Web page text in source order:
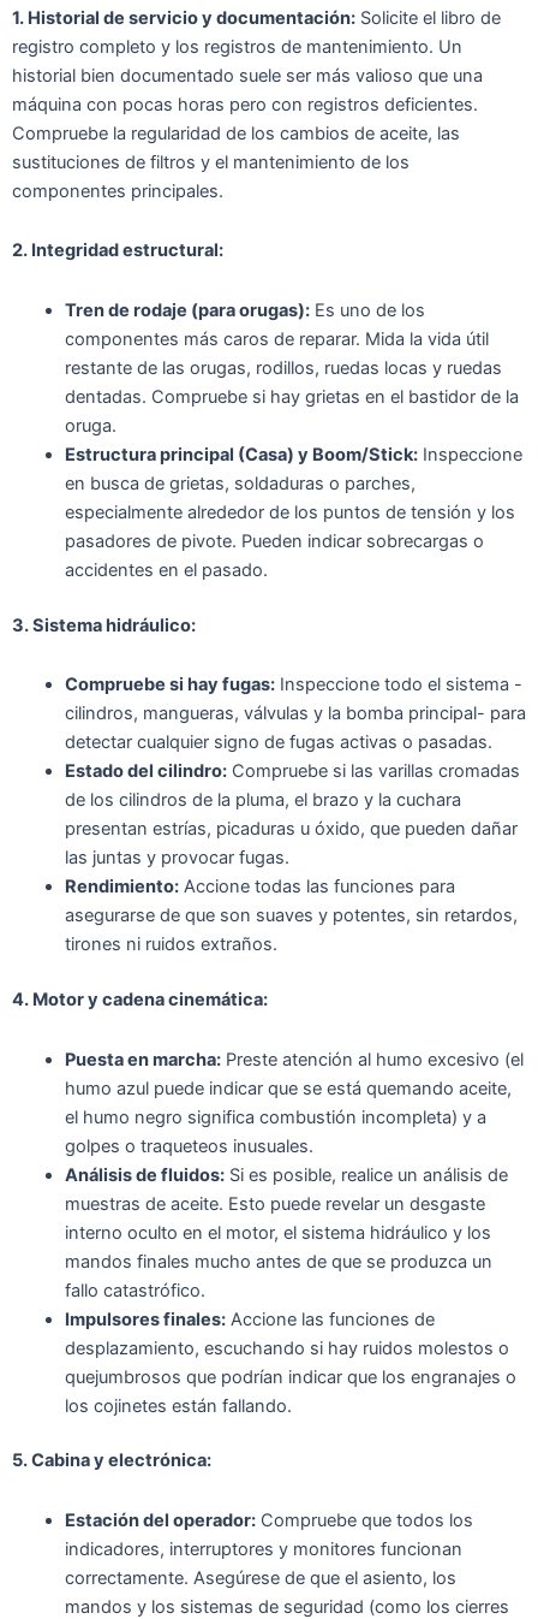
1. Historial de servicio y documentación: Solicite el libro de
registro completo y los registros de mantenimiento. Un
historial bien documentado suele ser más valioso que una
máquina con pocas horas pero con registros deficientes.
Compruebe la regularidad de los cambios de aceite, las
sustituciones de filtros y el mantenimiento de los
componentes principales.
2. Integridad estructural:
Tren de rodaje (para orugas):Es uno de los
componentes más caros de reparar. Mida la vida útil
restante de las orugas, rodillos, ruedas locas y ruedas
dentadas. Compruebe si hay grietas en el bastidor de la
oruga.
Estructura principal (Casa) y Boom/Stick:Inspeccione
en busca de grietas, soldaduras o parches,
especialmente alrededor de los puntos de tensión y los
pasadores de pivote. Pueden indicar sobrecargas o
accidentes en el pasado.
3. Sistema hidráulico:
Compruebe si hay fugas:Inspeccione todo el sistema -
cilindros, mangueras, válvulas y la bomba principal- para
detectar cualquier signo de fugas activas o pasadas.
Estado del cilindro:Compruebe si las varillas cromadas
de los cilindros de la pluma, el brazo y la cuchara
presentan estrías, picaduras u óxido, que pueden dañar
las juntas y provocar fugas.
Rendimiento:Accione todas las funciones para
asegurarse de que son suaves y potentes, sin retardos,
tirones ni ruidos extraños.
4. Motor y cadena cinemática:
Puesta en marcha:Preste atención al humo excesivo (el
humo azul puede indicar que se está quemando aceite,
el humo negro significa combustión incompleta) y a
golpes o traqueteos inusuales.
Análisis de fluidos:Si es posible, realice un análisis de
muestras de aceite. Esto puede revelar un desgaste
interno oculto en el motor, el sistema hidráulico y los
mandos finales mucho antes de que se produzca un
fallo catastrófico.
Impulsores finales:Accione las funciones de
desplazamiento, escuchando si hay ruidos molestos o
quejumbrosos que podrían indicar que los engranajes o
los cojinetes están fallando.
5. Cabina y electrónica:
Estación del operador:Compruebe que todos los
indicadores, interruptores y monitores funcionan
correctamente. Asegúrese de que el asiento, los
mandos y los sistemas de seguridad (como los cierres